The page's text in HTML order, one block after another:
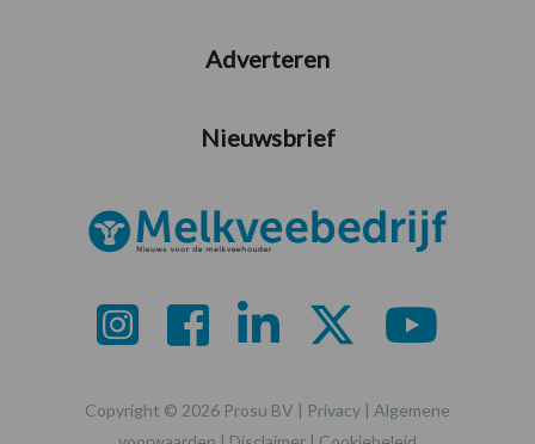
Adverteren
Nieuwsbrief
Copyright © 2026 Prosu BV | Privacy | Algemene